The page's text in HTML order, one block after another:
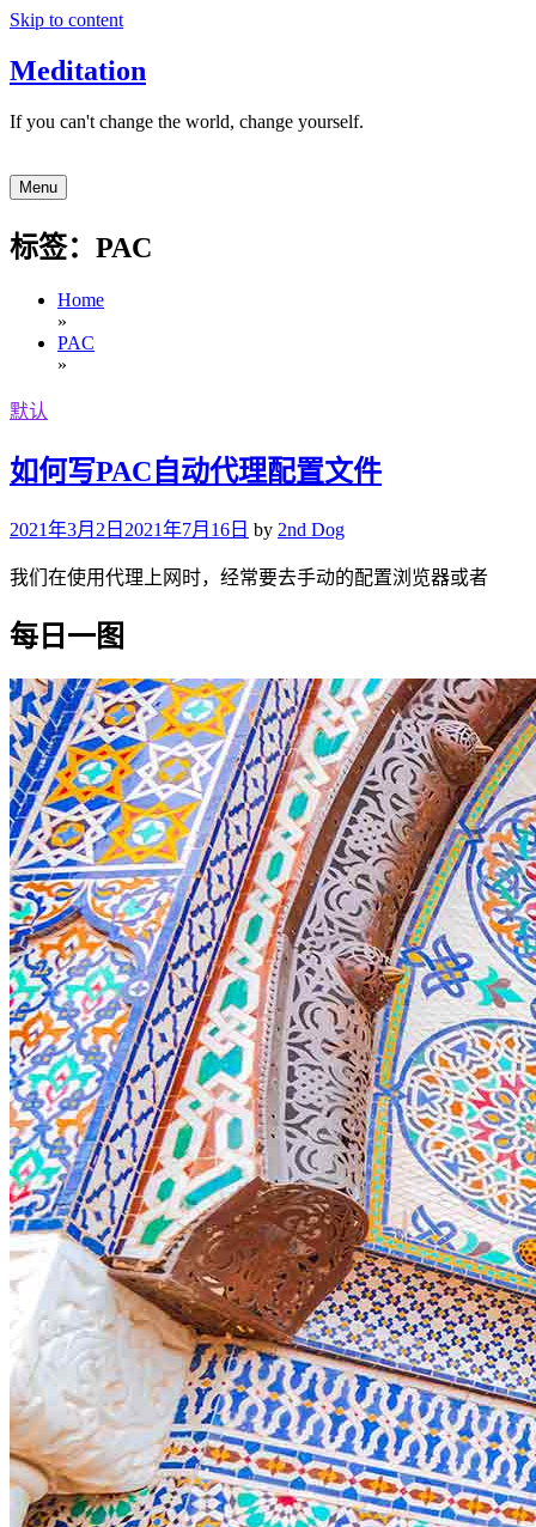
Skip to content
Meditation
If you can't change the world, change yourself.
Menu
标签：PAC
Home
»
PAC
»
默认
如何写PAC自动代理配置文件
2021年3月2日 2021年7月16日 by 2nd Dog
我们在使用代理上网时，经常要去手动的配置浏览器或者
每日一图